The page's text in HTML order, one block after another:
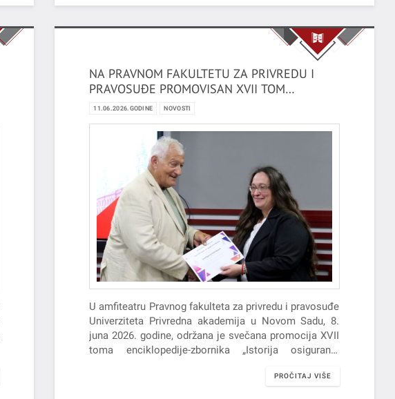
NA PRAVNOM FAKULTETU ZA PRIVREDU I
PRAVOSUĐE PROMOVISAN XVII TOM
ENCIKLOPEDIJE-ZBORNIKA „ISTORIJA
11.06.2026.GODINE NOVOSTI
U amfiteatru Pravnog fakulteta za privredu i pravosuđe
Univerziteta Privredna akademija u Novom Sadu, 8.
juna 2026. godine, održana je svečana promocija XVII
toma enciklopedije-zbornika „Istorija osiguranja
akademika Evropske akademije nauka i jednog od
PROČITAJ VIŠE